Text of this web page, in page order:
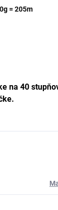
= 205m
na 40